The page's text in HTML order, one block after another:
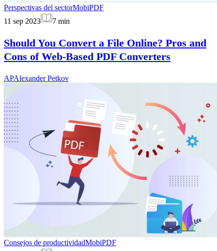
Perspectivas del sectorMobiPDF
11 sep 2023
7 min
Should You Convert a File Online? Pros and
Cons of Web-Based PDF Converters
APAlexander Petkov
Consejos de productividadMobiPDF